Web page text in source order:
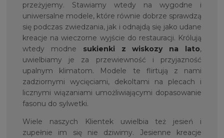
przeżyjemy. Stawiamy wtedy na wygodne i
uniwersalne modele, które równie dobrze sprawdzą
się podczas zwiedzania, jak i odnajdą się jako udane
kreacje na wieczorne wyjście do restauracji. Królują
wtedy modne sukienki z wiskozy na lato,
uwielbiamy je za przewiewność i przyjazność
upalnym klimatom. Modele te flirtują z nami
zadziornymi wycięciami, dekoltami na plecach i
licznymi wiązaniami umożliwiającymi dopasowanie
fasonu do sylwetki.
Wiele naszych Klientek uwielbia też jesień i
zupełnie im się nie dziwimy. Jesienne kreacje